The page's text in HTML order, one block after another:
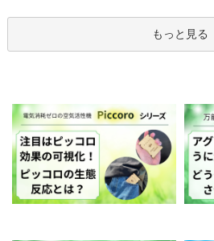
もっと見る